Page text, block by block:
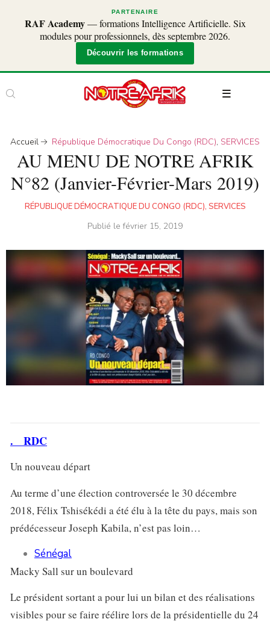
PARTENAIRE
RAF Academy— formations Intelligence Artificielle. Six
modules pour professionnels, dès septembre 2026.
Découvrir les formations
Accueil République Démocratique Du Congo (RDC), SERVICES
AU MENU DE NOTRE AFRIK
N°82 (Janvier-Février-Mars 2019)
RÉPUBLIQUE DÉMOCRATIQUE DU CONGO (RDC), SERVICES
Publié lefévrier 15, 2019
. RDC
Un nouveau départ
Au terme d’une élection controversée le 30 décembre
2018, Félix Tshisékédi a été élu à la tête du pays, mais son
prédécesseur Joseph Kabila, n’est pas loin…
Sénégal
Macky Sall sur un boulevard
Le président sortant a pour lui un bilan et des réalisations
visibles pour se faire réélire lors de la présidentielle du 24